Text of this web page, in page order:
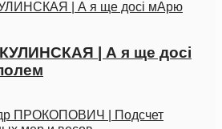
| А я ще досі